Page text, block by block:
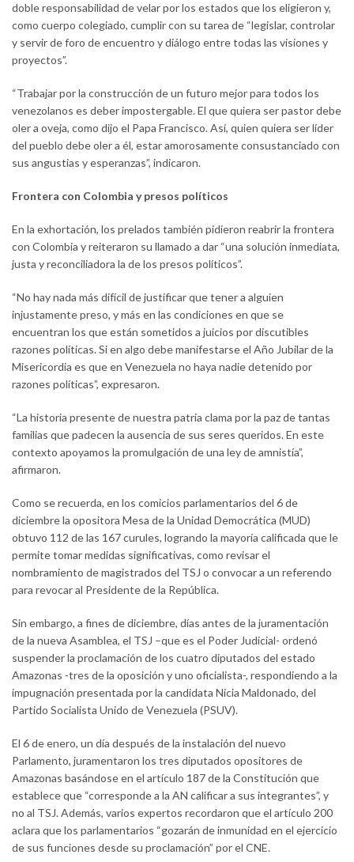
doble responsabilidad de velar por los estados que los eligieron y,
como cuerpo colegiado, cumplir con su tarea de “legislar, controlar
y servir de foro de encuentro y diálogo entre todas las visiones y
proyectos”.
“Trabajar por la construcción de un futuro mejor para todos los
venezolanos es deber impostergable. El que quiera ser pastor debe
oler a oveja, como dijo el Papa Francisco. Así, quien quiera ser líder
del pueblo debe oler a él, estar amorosamente consustanciado con
sus angustias y esperanzas”, indicaron.
Frontera con Colombia y presos políticos
En la exhortación, los prelados también pidieron reabrir la frontera
con Colombia y reiteraron su llamado a dar “una solución inmediata,
justa y reconciliadora la de los presos políticos”.
“No hay nada más difícil de justificar que tener a alguien
injustamente preso, y más en las condiciones en que se
encuentran los que están sometidos a juicios por discutibles
razones políticas. Si en algo debe manifestarse el Año Jubilar de la
Misericordia es que en Venezuela no haya nadie detenido por
razones políticas”, expresaron.
“La historia presente de nuestra patria clama por la paz de tantas
familias que padecen la ausencia de sus seres queridos. En este
contexto apoyamos la promulgación de una ley de amnistía”,
afirmaron.
Como se recuerda, en los comicios parlamentarios del 6 de
diciembre la opositora Mesa de la Unidad Democrática (MUD)
obtuvo 112 de las 167 curules, logrando la mayoría calificada que le
permite tomar medidas significativas, como revisar el
nombramiento de magistrados del TSJ o convocar a un referendo
para revocar al Presidente de la República.
Sin embargo, a fines de diciembre, días antes de la juramentación
de la nueva Asamblea, el TSJ –que es el Poder Judicial- ordenó
suspender la proclamación de los cuatro diputados del estado
Amazonas -tres de la oposición y uno oficialista-, respondiendo a la
impugnación presentada por la candidata Nicia Maldonado, del
Partido Socialista Unido de Venezuela (PSUV).
El 6 de enero, un día después de la instalación del nuevo
Parlamento, juramentaron los tres diputados opositores de
Amazonas basándose en el artículo 187 de la Constitución que
establece que “corresponde a la AN calificar a sus integrantes”, y
no al TSJ. Además, varios expertos recordaron que el artículo 200
aclara que los parlamentarios “gozarán de inmunidad en el ejercicio
de sus funciones desde su proclamación” por el CNE.